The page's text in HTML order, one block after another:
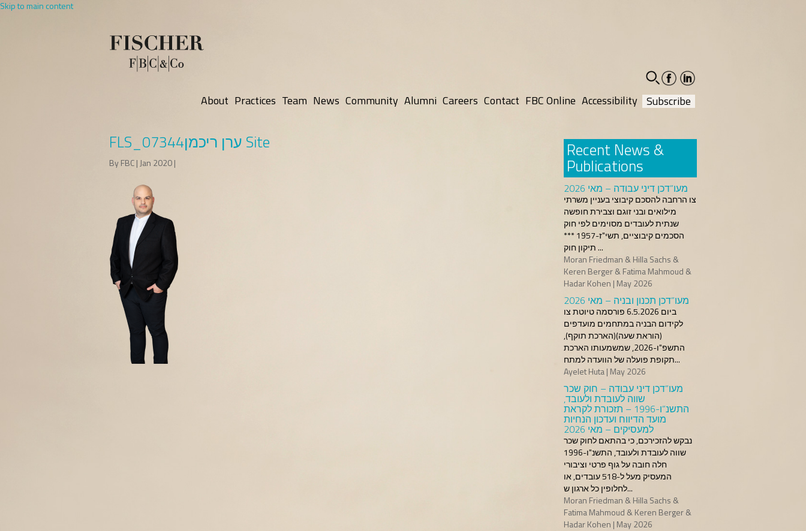
Skip to main content
facebook-
social
linkedin-
social
About Practices Team News Community Alumni Careers Contact FBC Online Accessibility Subscribe
FLS_07344ערן ריכמן Site
By FBC | Jan 2020 |
Recent News &
Publications
מעו”דכן דיני עבודה – מאי 2026
צו הרחבה להסכם קיבוצי בעניין משרתי
מילואים ובני זוגם וצבירת חופשה
שנתית לעובדים מסוימים לפי חוק
הסכמים קיבוציים, תשי"ז-1957 ***
תיקון חוק ...
Moran Friedman & Hilla Sachs &
Keren Berger & Fatima Mahmoud &
Hadar Kohen | May 2026
מעו”דכן תכנון ובניה – מאי 2026
ביום 6.5.2026 פורסמה טיוטת צו
לקידום הבניה במתחמים מועדפים
(הוראת שעה)(הארכת תוקף),
התשפ"ו-2026, שמשמעותו הארכת
תקופת פועלה של הוועדה למתח...
Ayelet Huta | May 2026
מעו”דכן דיני עבודה – חוק שכר
שווה לעובדת ולעובד,
התשנ”ו-1996 – תזכורת לקראת
מועד הדיווח ועדכון הנחיות
למעסיקים – מאי 2026
נבקש להזכירכם, כי בהתאם לחוק שכר
שווה לעובדת ולעובד, התשנ"ו-1996
חלה חובה על גוף פרטי וציבורי
המעסיק מעל ל-518 עובדים, או
לחלופין כל ארגון ש...
Moran Friedman & Hilla Sachs &
Fatima Mahmoud & Keren Berger &
Hadar Kohen | May 2026